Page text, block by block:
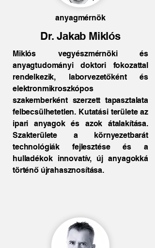
anyagmérnök
Dr. Jakab Miklós
Miklós vegyészmérnöki és
anyagtudományi doktori fokozattal
rendelkezik, laborvezetőként és
elektronmikroszkópos
szakemberként szerzett tapasztalata
felbecsülhetetlen. Kutatási területe az
ipari anyagok és azok átalakítása.
Szakterülete a környezetbarát
technológiák fejlesztése és a
hulladékok innovatív, új anyagokká
történő újrahasznosítása.